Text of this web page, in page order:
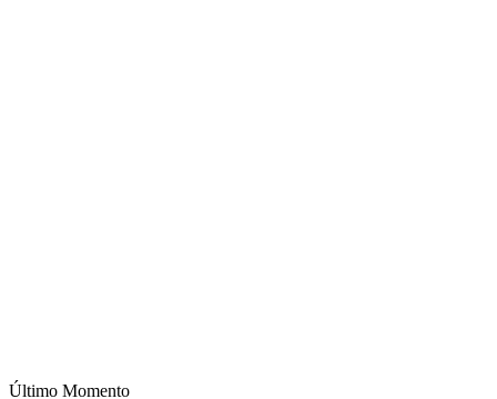
Último Momento